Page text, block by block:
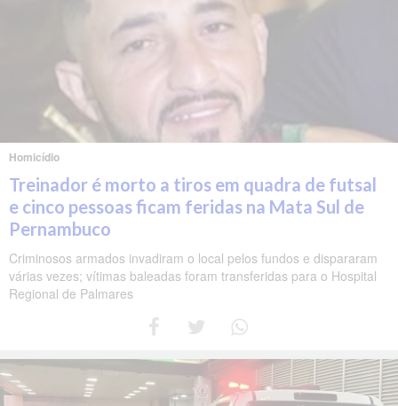
Homicídio
Treinador é morto a tiros em quadra de futsal
e cinco pessoas ficam feridas na Mata Sul de
Pernambuco
Criminosos armados invadiram o local pelos fundos e dispararam
várias vezes; vítimas baleadas foram transferidas para o Hospital
Regional de Palmares